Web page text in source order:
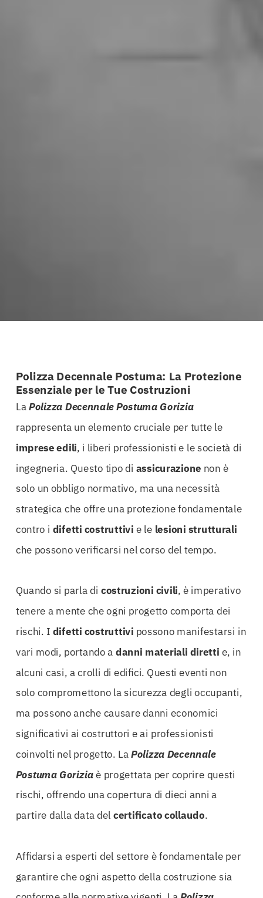
Polizza Decennale Postuma: La Protezione
Essenziale per le Tue Costruzioni
LaPolizza Decennale Postuma Gorizia
rappresenta un elemento cruciale per tutte le
imprese edili, i liberi professionisti e le società di
ingegneria. Questo tipo di assicurazione non è
solo un obbligo normativo, ma una necessità
strategica che offre una protezione fondamentale
contro i difetti costruttivi e le lesioni strutturali
che possono verificarsi nel corso del tempo.
Quando si parla di costruzioni civili, è imperativo
tenere a mente che ogni progetto comporta dei
rischi. I difetti costruttivi possono manifestarsi in
vari modi, portando a danni materiali diretti e, in
alcuni casi, a crolli di edifici. Questi eventi non
solo compromettono la sicurezza degli occupanti,
ma possono anche causare danni economici
significativi ai costruttori e ai professionisti
coinvolti nel progetto. LaPolizza Decennale
Postuma Goriziaè progettata per coprire questi
rischi, offrendo una copertura di dieci anni a
partire dalla data delcertificato collaudo.
Affidarsi a esperti del settore è fondamentale per
garantire che ogni aspetto della costruzione sia